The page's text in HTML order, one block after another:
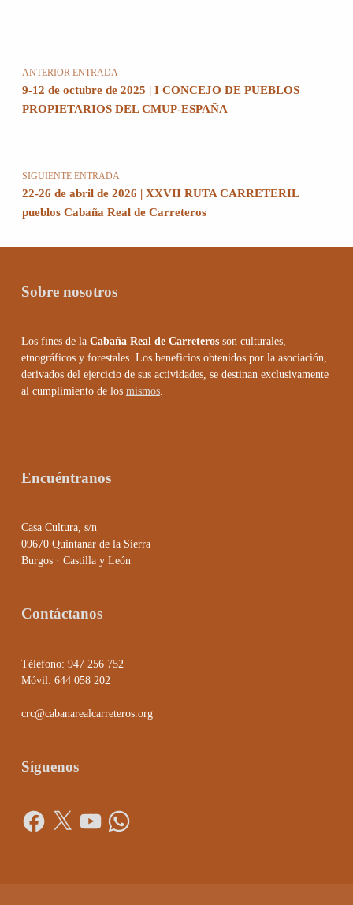
ANTERIOR ENTRADA
9-12 de octubre de 2025 | I CONCEJO DE PUEBLOS
PROPIETARIOS DEL CMUP-ESPAÑA
SIGUIENTE ENTRADA
22-26 de abril de 2026 | XXVII RUTA CARRETERIL
pueblos Cabaña Real de Carreteros
Sobre nosotros
Los fines de la Cabaña Real de Carreterosson culturales,
etnográficos y forestales. Los beneficios obtenidos por la asociación,
derivados del ejercicio de sus actividades, se destinan exclusivamente
al cumplimiento de los mismos.
Encuéntranos
Casa Cultura, s/n
09670 Quintanar de la Sierra
Burgos · Castilla y León
Contáctanos
Téléfono: 947 256 752
Móvil: 644 058 202
crc@cabanarealcarreteros.org
Síguenos
Facebook
X YouTubeWhatsApp